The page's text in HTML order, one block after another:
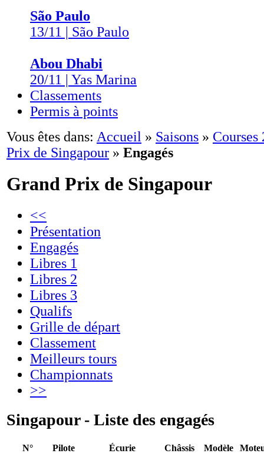
São Paulo
13/11 | São Paulo
Abou Dhabi
20/11 | Yas Marina
Classements
Permis à points
Vous êtes dans: Accueil » Saisons » Courses
Prix de Singapour » Engagés
Grand Prix de Singapour
<<
Présentation
Engagés
Libres 1
Libres 2
Libres 3
Qualifs
Grille de départ
Classement
Meilleurs tours
Championnats
>>
Singapour - Liste des engagés
N° Pilote Écurie Châssis Modèle